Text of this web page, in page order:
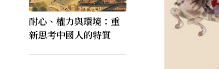
耐心、權力與環境：重
新思考中國人的特質